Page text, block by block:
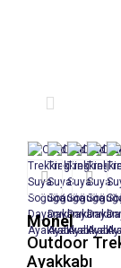
Monel
Outdoor
Ayakkabı